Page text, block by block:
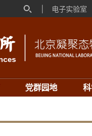
电子实验室
党群园地